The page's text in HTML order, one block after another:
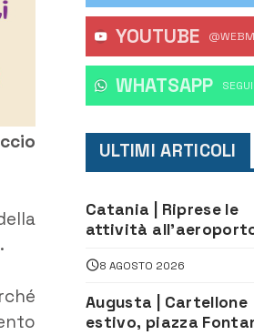
YOUTUBE
WHATSAPP
ULTIMI ARTICOLI
Catania | Riprese le
attività
arrivo e in partenza
8 AGOSTO 2026
Augusta | Cartellone
estivo, piazza